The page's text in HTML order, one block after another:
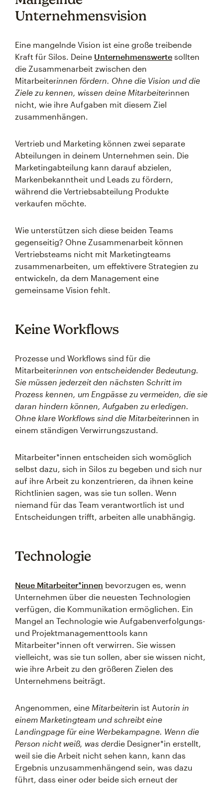
Unternehmensvision
Eine mangelnde Vision ist eine große treibende
Kraft für Silos. Deine Unternehmenswerte sollten
die Zusammenarbeit zwischen den
Mitarbeiterinnen fördern. Ohne die Vision und die
Ziele zu kennen, wissen deine Mitarbeiterinnen
nicht, wie ihre Aufgaben mit diesem Ziel
zusammenhängen.
Vertrieb und Marketing können zwei separate
Abteilungen in deinem Unternehmen sein. Die
Marketingabteilung kann darauf abzielen,
Markenbekanntheit und Leads zu fördern,
während die Vertriebsabteilung Produkte
verkaufen möchte.
Wie unterstützen sich diese beiden Teams
gegenseitig? Ohne Zusammenarbeit können
Vertriebsteams nicht mit Marketingteams
zusammenarbeiten, um effektivere Strategien zu
entwickeln, da dem Management eine
gemeinsame Vision fehlt.
Keine Workflows
Prozesse und Workflows sind für die
Mitarbeiterinnen von entscheidender Bedeutung.
Sie müssen jederzeit den nächsten Schritt im
Prozess kennen, um Engpässe zu vermeiden, die sie
daran hindern können, Aufgaben zu erledigen.
Ohne klare Workflows sind die Mitarbeiterinnen in
einem ständigen Verwirrungszustand.
Mitarbeiter*innen entscheiden sich womöglich
selbst dazu, sich in Silos zu begeben und sich nur
auf ihre Arbeit zu konzentrieren, da ihnen keine
Richtlinien sagen, was sie tun sollen. Wenn
niemand für das Team verantwortlich ist und
Entscheidungen trifft, arbeiten alle unabhängig.
Technologie
Neue Mitarbeiter*innen bevorzugen es, wenn
Unternehmen über die neuesten Technologien
verfügen, die Kommunikation ermöglichen. Ein
Mangel an Technologie wie Aufgabenverfolgungs-
und Projektmanagementtools kann
Mitarbeiter*innen oft verwirren. Sie wissen
vielleicht, was sie tun sollen, aber sie wissen nicht,
wie ihre Arbeit zu den größeren Zielen des
Unternehmens beiträgt.
Angenommen, eine Mitarbeiterin ist Autorin in
einem Marketingteam und schreibt eine
Landingpage für eine Werbekampagne. Wenn die
Person nicht weiß, was derdie Designer*in erstellt,
weil sie die Arbeit nicht sehen kann, kann das
Ergebnis unzusammenhängend sein, was dazu
führt, dass einer oder beide sich erneut der